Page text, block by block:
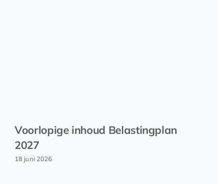
Voorlopige inhoud Belastingplan
2027
18 juni 2026